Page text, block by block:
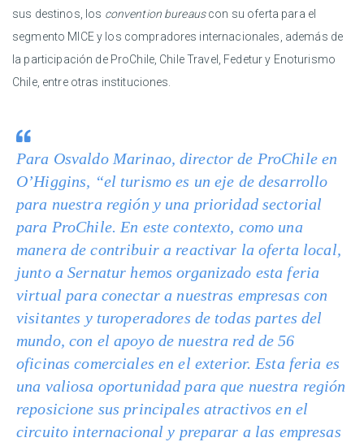
sus destinos, los convention bureauscon su oferta para el
segmento MICE y los compradores internacionales, además de
la participación de ProChile, Chile Travel, Fedetur y Enoturismo
Chile, entre otras instituciones.
Para Osvaldo Marinao, director de ProChile en
O’Higgins, “el turismo es un eje de desarrollo
para nuestra región y una prioridad sectorial
para ProChile. En este contexto, como una
manera de contribuir a reactivar la oferta local,
junto a Sernatur hemos organizado esta feria
virtual para conectar a nuestras empresas con
visitantes y turoperadores de todas partes del
mundo, con el apoyo de nuestra red de 56
oficinas comerciales en el exterior. Esta feria es
una valiosa oportunidad para que nuestra región
reposicione sus principales atractivos en el
circuito internacional y preparar a las empresas